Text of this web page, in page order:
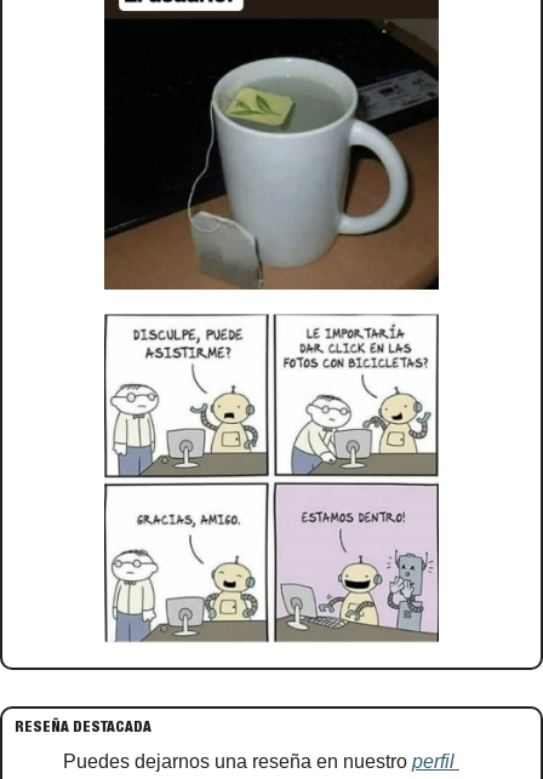
RESEÑA DESTACADA
Puedes dejarnos una reseña en nuestro perfil